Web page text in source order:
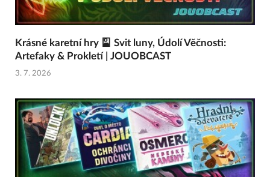
Krásné karetní hry 🎴 Svit luny, Údolí Věčnosti:
Artefaky & Prokletí | JOUOBCAST
3. 7. 2026